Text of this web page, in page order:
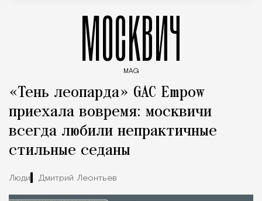
МОСКВИЧ
MAG
«Тень леопарда» GAC Empow
приехала вовремя: москвичи
всегда любили непрактичные
стильные седаны
Люди Дмитрий Леонтьев